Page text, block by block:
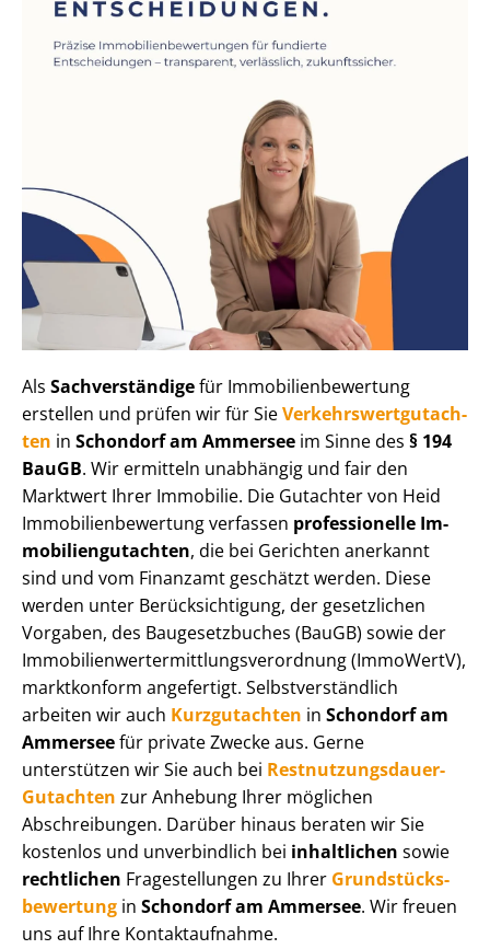
Als Sachverständigefür Im­mo­bi­li­en­be­wer­tung
erstellen und prüfen wir für SieVer­kehrs­wert­gut­ach­
ten in Schondorf am Ammersee im Sinne des § 194
BauGB. Wir ermitteln unabhängig und fair den
Marktwert Ihrer Immobilie. Die Gutachter von Heid
Im­mo­bi­li­en­be­wer­tung verfassen professionelle Im­
mo­bi­li­en­gut­ach­ten, die bei Gerichten anerkannt
sind und vom Finanzamt geschätzt werden. Diese
werden unter Be­rück­sich­ti­gung, der gesetzlichen
Vorgaben, des Baugesetzbuches (BauGB) sowie der
Im­mo­bi­li­en­wert­ermitt­lungs­ver­ord­nung (ImmoWertV),
marktkonform angefertigt. Selbst­ver­ständ­lich
arbeiten wir auch Kurzgutachten in Schondorf am
Ammerseefür private Zwecke aus. Gerne
unterstützen wir Sie auch bei Rest­nut­zungs­dau­er-
Gutachten zur Anhebung Ihrer möglichen
Abschreibungen. Darüber hinaus beraten wir Sie
kostenlos und unverbindlich bei inhaltlichen sowie
rechtlichen Fragestellungen zu Ihrer Grund­stücks­
be­wer­tung in Schondorf am Ammersee. Wir freuen
uns auf Ihre Kontaktaufnahme.